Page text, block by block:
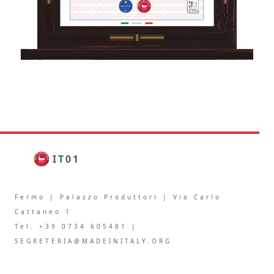
IT01.IT/1106.094.V
IT01
Fermo | Palazzo Produttori | Via Carlo
Cattaneo 1
Tel. +39 0734 605481 |
SEGRETERIA@MADEINITALY.ORG